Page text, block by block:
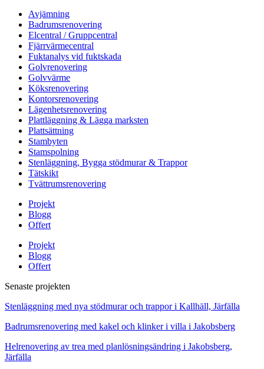
Avjämning
Badrumsrenovering
Elcentral / Gruppcentral
Fjärrvärmecentral
Fuktanalys vid fuktskada
Golvrenovering
Golvvärme
Köksrenovering
Kontorsrenovering
Lägenhetsrenovering
Plattläggning & Lägga marksten
Plattsättning
Stambyten
Stamspolning
Stenläggning, Bygga stödmurar & Trappor
Tätskikt
Tvättrumsrenovering
Projekt
Blogg
Offert
Projekt
Blogg
Offert
Senaste projekten
Stenläggning med nya stödmurar och trappor i Kallhäll, Järfälla
Badrumsrenovering med kakel och klinker i villa i Jakobsberg
Helrenovering av trea med planlösningsändring i Jakobsberg,
Järfälla